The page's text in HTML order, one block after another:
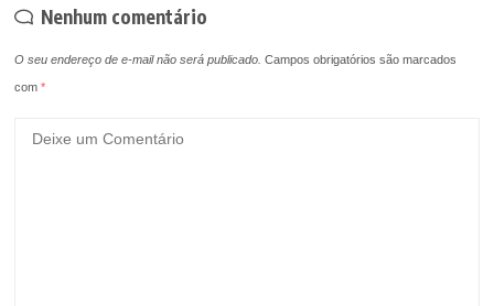
Nenhum comentário
O seu endereço de e-mail não será publicado. Campos obrigatórios são marcados
com*